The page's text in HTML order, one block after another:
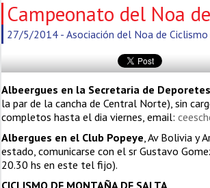
Campeonato del Noa
27/5/2014 - Asociación del Noa de Ciclismo
Albeergues en la Secretaria de Deporetes
la par de la cancha de Central Norte), sin
completos hasta el dia viernes, email:
Albergues en el Club Popeye, Av Bolivia y
estado, comunicarse con el sr Gustavo
20.30 hs en este tel fijo).
CICLISMO DE MONTAÑA DE SALTA